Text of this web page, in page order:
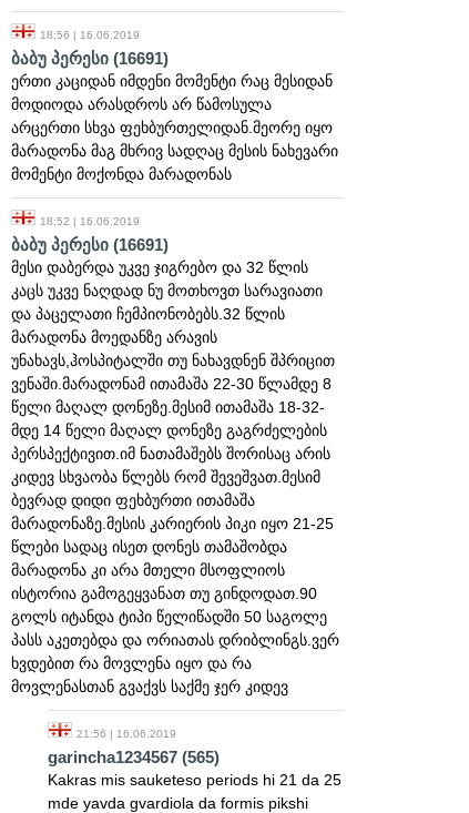
18:56 | 16.06.2019
ბაბუ პერესი (16691)
ერთი კაციდან იმდენი მომენტი რაც მესიდან
მოდიოდა არასდროს არ წამოსულა
არცერთი სხვა ფეხბურთელიდან.მეორე იყო
მარადონა მაგ მხრივ სადღაც მესის ნახევარი
მომენტი მოქონდა მარადონას
18:52 | 16.06.2019
ბაბუ პერესი (16691)
მესი დაბერდა უკვე ჯიგრებო და 32 წლის
კაცს უკვე ნაღდად ნუ მოთხოვთ სარავიათი
და პაცელათი ჩემპიონობებს.32 წლის
მარადონა მოედანზე არავის
უნახავს,ჰოსპიტალში თუ ნახავდნენ შპრიცით
ვენაში.მარადონამ ითამაშა 22-30 წლამდე 8
წელი მაღალ დონეზე.მესიმ ითამაშა 18-32-
მდე 14 წელი მაღალ დონეზე გაგრძელების
პერსპექტივით.იმ ნათამაშებს შორისაც არის
კიდევ სხვაობა წლებს რომ შევეშვათ.მესიმ
ბევრად დიდი ფეხბურთი ითამაშა
მარადონაზე.მესის კარიერის პიკი იყო 21-25
წლები სადაც ისეთ დონეს თამაშობდა
მარადონა კი არა მთელი მსოფლიოს
ისტორია გამოგეყვანათ თუ გინდოდათ.90
გოლს იტანდა ტიპი წელიწადში 50 საგოლე
პასს აკეთებდა და ორიათას დრიბლინგს.ვერ
ხვდებით რა მოვლენა იყო და რა
მოვლენასთან გვაქვს საქმე ჯერ კიდევ
21:56 | 16.06.2019
garincha1234567 (565)
Kakras mis sauketeso periods hi 21 da 25
mde yavda gvardiola da formis pikshi